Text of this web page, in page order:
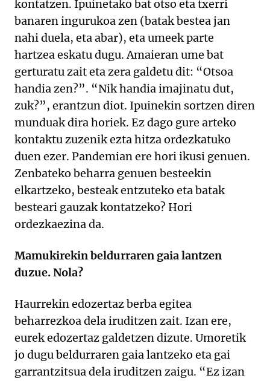
kontatzen. Ipuinetako bat otso eta txerri
banaren ingurukoa zen (batak bestea jan
nahi duela, eta abar), eta umeek parte
hartzea eskatu dugu. Amaieran ume bat
gerturatu zait eta zera galdetu dit: “Otsoa
handia zen?”. “Nik handia imajinatu dut,
zuk?”, erantzun diot. Ipuinekin sortzen diren
munduak dira horiek. Ez dago gure arteko
kontaktu zuzenik ezta hitza ordezkatuko
duen ezer. Pandemian ere hori ikusi genuen.
Zenbateko beharra genuen besteekin
elkartzeko, besteak entzuteko eta batak
besteari gauzak kontatzeko? Hori
ordezkaezina da.
Mamukirekin beldurraren gaia lantzen
duzue. Nola?
Haurrekin edozertaz berba egitea
beharrezkoa dela iruditzen zait. Izan ere,
eurek edozertaz galdetzen dizute. Umoretik
jo dugu beldurraren gaia lantzeko eta gai
garrantzitsua dela iruditzen zaigu. “Ez izan